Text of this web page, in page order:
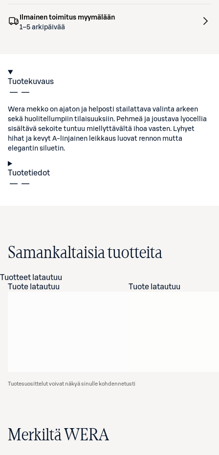
Ilmainen toimitus myymälään
1–5 arkipäivää
Tuotekuvaus
Wera mekko on ajaton ja helposti stailattava valinta arkeen
sekä huolitellumpiin tilaisuuksiin. Pehmeä ja joustava lyocellia
sisältävä sekoite tuntuu miellyttävältä ihoa vasten. Lyhyet
hihat ja kevyt A-linjainen leikkaus luovat rennon mutta
elegantin siluetin.
Tuotetiedot
Samankaltaisia tuotteita
Tuotteet latautuu
Tuote latautuu
Tuote latautuu
Tuotesuosittelut voivat näkyä sinulle kohdennetusti
Merkiltä WERA